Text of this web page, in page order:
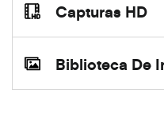
Capturas HD
Biblioteca De